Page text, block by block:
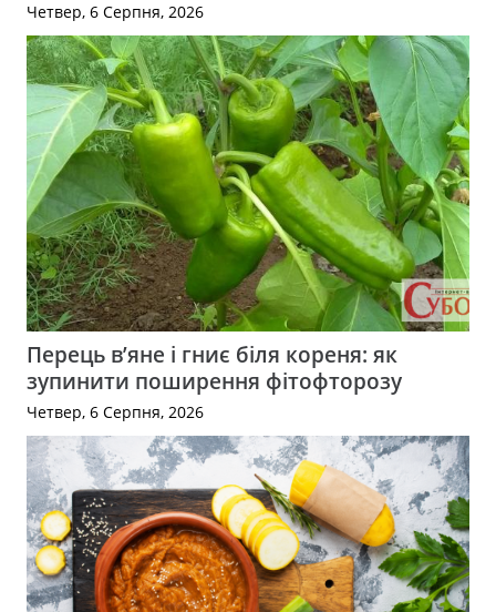
Четвер, 6 Серпня, 2026
Перець в’яне і гниє біля кореня: як
зупинити поширення фітофторозу
Четвер, 6 Серпня, 2026